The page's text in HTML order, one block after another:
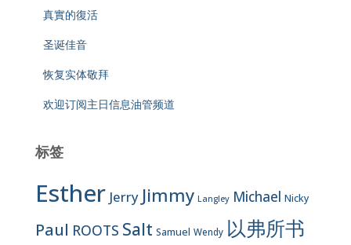
真實的復活
圣诞佳音
恢复实体敬拜
欢迎订阅主日信息油管频道
标签
Esther Jerry Jimmy Langley Michael Nicky
Paul ROOTS Salt Samuel Wendy 以弗所书